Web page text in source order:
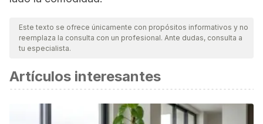
Este texto se ofrece únicamente con propósitos informativos y no
reemplaza la consulta con un profesional. Ante dudas, consulta a
tu especialista.
Artículos interesantes